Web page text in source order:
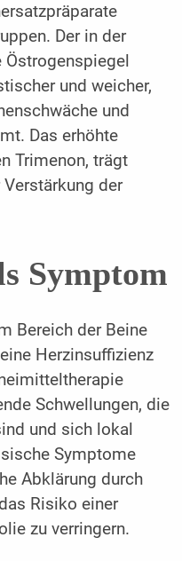
Der in der
und weicher,
und
Das erhöhte
Trimenon, trägt
der
Symptom
Bereich der Beine
Herzinsuffizienz
Schwellungen, die
und sich lokal
Symptome
Abklärung durch
Risiko einer
zu verringern.